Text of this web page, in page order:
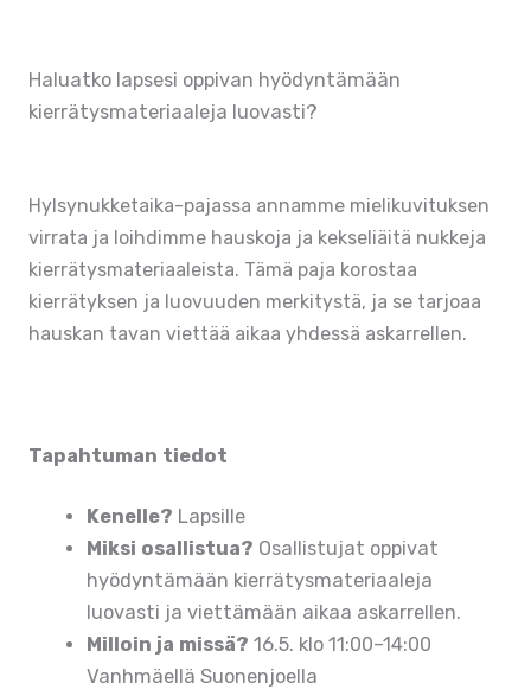
Haluatko lapsesi oppivan hyödyntämään
kierrätysmateriaaleja luovasti?
Hylsynukketaika-pajassa annamme mielikuvituksen
virrata ja loihdimme hauskoja ja kekseliäitä nukkeja
kierrätysmateriaaleista. Tämä paja korostaa
kierrätyksen ja luovuuden merkitystä, ja se tarjoaa
hauskan tavan viettää aikaa yhdessä askarrellen.
Tapahtuman tiedot
Kenelle? Lapsille
Miksi osallistua? Osallistujat oppivat
hyödyntämään kierrätysmateriaaleja
luovasti ja viettämään aikaa askarrellen.
Milloin ja missä? 16.5. klo 11:00–14:00
Vanhmäellä Suonenjoella